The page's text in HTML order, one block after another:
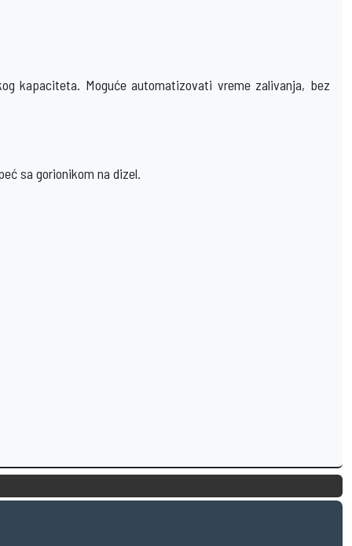
kapaciteta. Moguće automatizovati vreme zalivanja, bez
sa gorionikom na dizel.